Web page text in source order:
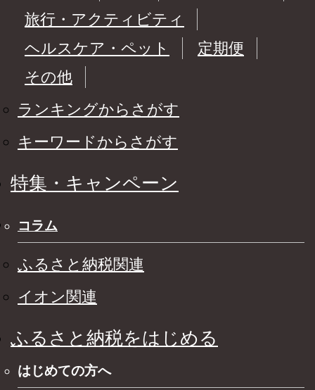
旅行・アクティビティ
ヘルスケア・ペット
定期便
その他
ランキングからさがす
キーワードからさがす
特集・キャンペーン
コラム
ふるさと納税関連
イオン関連
ふるさと納税をはじめる
はじめての方へ